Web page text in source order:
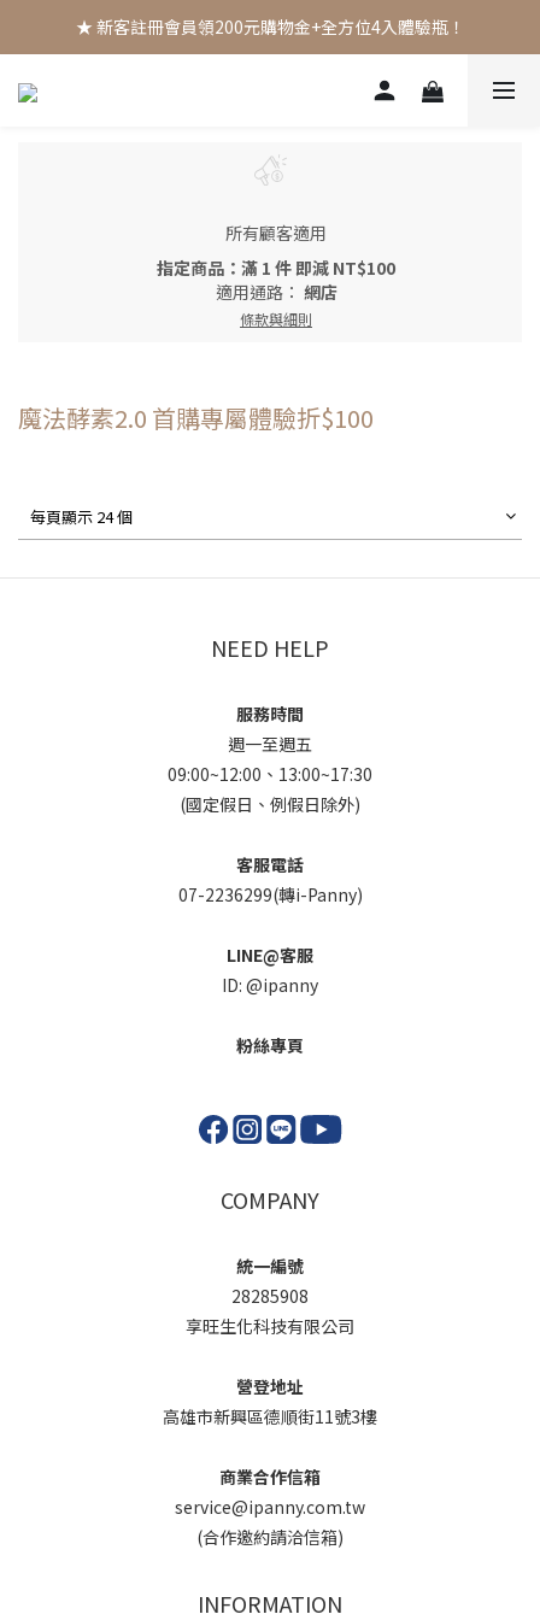
★ 新客註冊會員領200元購物金+全方位4入體驗瓶！
所有顧客適用
指定商品：滿 1 件 即減 NT$100
適用通路： 網店
條款與細則
魔法酵素2.0 首購專屬體驗折$100
每頁顯示 24 個
NEED HELP
服務時間
週一至週五
09:00~12:00、13:00~17:30
(國定假日、例假日除外)
客服電話
07-2236299(轉i-Panny)
LINE@客服
ID: @ipanny
粉絲專頁
COMPANY
統一編號
28285908
享旺生化科技有限公司
營登地址
高雄市新興區德順街11號3樓
商業合作信箱
service@ipanny.com.tw
(合作邀約請洽信箱)
INFORMATION